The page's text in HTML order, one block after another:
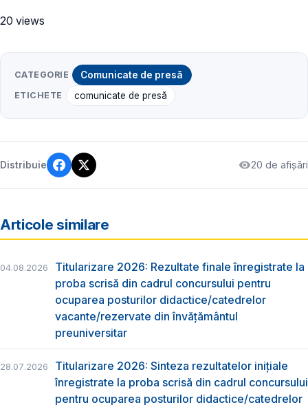
20 views
CATEGORIE Comunicate de presă
ETICHETE comunicate de presă
Distribuie 20 de afișări
Articole similare
04.08.2026
Titularizare 2026: Rezultate finale înregistrate la
proba scrisă din cadrul concursului pentru
ocuparea posturilor didactice/catedrelor
vacante/rezervate din învăţământul
preuniversitar
28.07.2026
Titularizare 2026: Sinteza rezultatelor inițiale
înregistrate la proba scrisă din cadrul concursului
pentru ocuparea posturilor didactice/catedrelor